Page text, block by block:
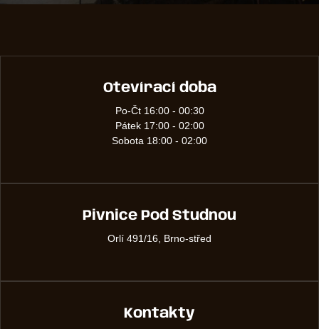
Otevírací doba
Po-Čt 16:00 - 00:30
Pátek 17:00 - 02:00
Sobota 18:00 - 02:00
Pivnice Pod Studnou
Orlí 491/16, Brno-střed
Kontakty